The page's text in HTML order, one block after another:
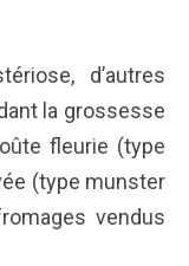
d’autres
la grossesse
fleurie (type
(type munster
vendus